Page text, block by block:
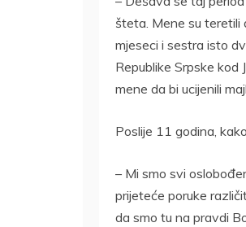
šteta. Mene su teretili
mjeseci i sestra isto
Republike Srpske
mene da bi ucijenili
Poslije 11 godina,
– Mi smo svi
prijeteće poruke
da smo tu na pravdi